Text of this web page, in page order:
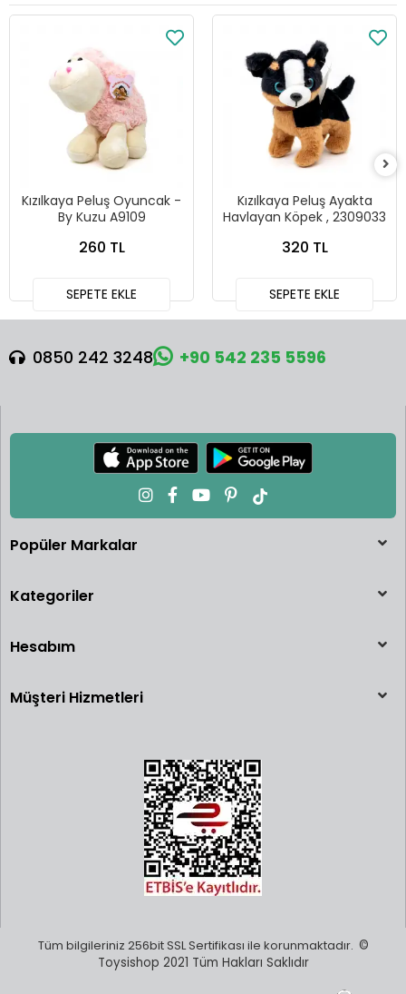
Kızılkaya Peluş Oyuncak -
By Kuzu A9109
260 TL
SEPETE EKLE
Kızılkaya Peluş Ayakta
Havlayan Köpek , 2309033
320 TL
SEPETE EKLE
0850 242 3248 +90 542 235 5596
Popüler Markalar
Kategoriler
Hesabım
Müşteri Hizmetleri
Tüm bilgileriniz 256bit SSL Sertifikası ile korunmaktadır. ©
Toysishop 2021 Tüm Hakları Saklıdır